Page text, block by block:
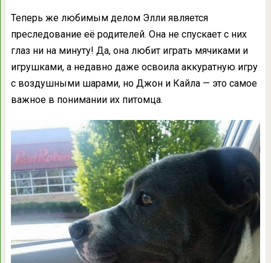
Теперь же любимым делом Элли является
преследование её родителей. Она не спускает с них
глаз ни на минуту! Да, она любит играть мячиками и
игрушками, а недавно даже освоила аккуратную игру
с воздушными шарами, но Джон и Кайла — это самое
важное в понимании их питомца.